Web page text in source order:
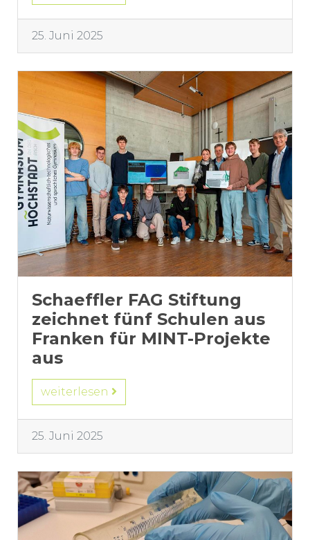
25. Juni 2025
Schaeffler FAG Stiftung
zeichnet fünf Schulen aus
Franken für MINT-Projekte
aus
weiterlesen
25. Juni 2025